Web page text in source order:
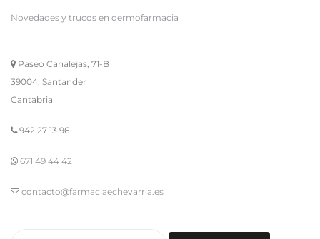
Novedades y trucos en dermofarmacia
Paseo Canalejas, 71-B
39004, Santander
Cantabria
942 27 13 96
671 49 44 42
contacto@farmaciaechevarria.es